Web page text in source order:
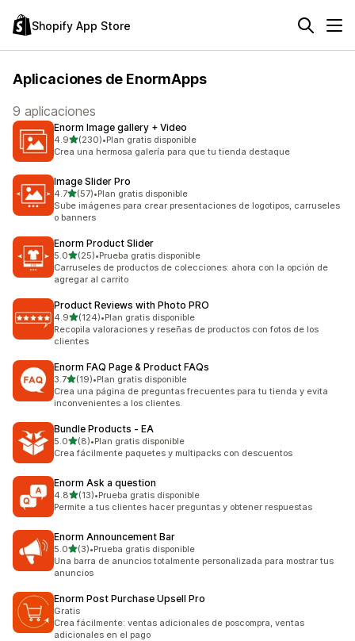
Shopify App Store
Aplicaciones de EnormApps
9 aplicaciones
Enorm Image gallery + Video
4.9de 5 estrellas
(230)
230 reseñas en total
•Plan gratis disponible
Crea una hermosa galería para que tu tienda destaque
Image Slider Pro
4.7de 5 estrellas
(57)
57 reseñas en total
•Plan gratis disponible
Sube imágenes para crear presentaciones de logotipos, carruseles
o banners
Enorm Product Slider
5.0de 5 estrellas
(25)
25 reseñas en total
•Prueba gratis disponible
Carruseles de productos de colecciones: ahora con la opción de
agregar al carrito
Product Reviews with Photo PRO
4.9de 5 estrellas
(124)
124 reseñas en total
•Plan gratis disponible
Recopila valoraciones y reseñas de productos con fotos de los
clientes
Enorm FAQ Page & Product FAQs
3.7de 5 estrellas
(19)
19 reseñas en total
•Plan gratis disponible
Crea una página de preguntas frecuentes para tu tienda y evita
inconvenientes a los clientes.
Bundle Products ‑ EA
5.0de 5 estrellas
(8)
8 reseñas en total
•Plan gratis disponible
Crea fácilmente paquetes y multipacks con descuentos
Enorm Ask a question
4.8de 5 estrellas
(13)
13 reseñas en total
•Prueba gratis disponible
Permite a tus clientes hacer preguntas y obtener respuestas
Enorm Announcement Bar
5.0de 5 estrellas
(3)
3 reseñas en total
•Prueba gratis disponible
Una barra de anuncios totalmente personalizada para mostrar tus
anuncios
Enorm Post Purchase Upsell Pro
Gratis
Crea fácilmente: ventas adicionales de poscompra, ventas
adicionales en el pago